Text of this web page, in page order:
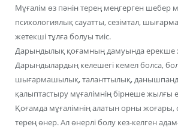
Мұғалім өз пәнін терең меңгерген
психологиялық сауатты, сезімтал,
жетекші тұлға болуы тиіс.
Дарындылық қоғамның дамуында ерекше
Дарындылардың келешегі кемел болса,
шығармашылық, таланттылық,
қалыптастыру мұғалімнің бірнеше жылғы
Қоғамда мұғалімнің алатын орны жоғары,
терең өнер. Ал өнерлі болу кез-келген